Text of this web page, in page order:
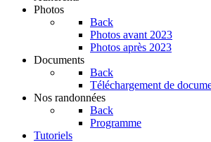
Photos
Back
Photos avant 2023
Photos après 2023
Documents
Back
Téléchargement de
Nos randonnées
Back
Programme
Tutoriels